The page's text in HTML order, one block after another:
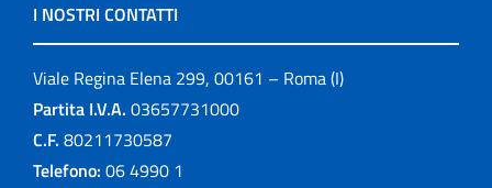
I NOSTRI CONTATTI
Viale Regina Elena 299, 00161 – Roma (I)
Partita I.V.A. 03657731000
C.F. 80211730587
Telefono: 06 4990 1